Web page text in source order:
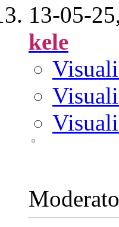
13-05-
kele